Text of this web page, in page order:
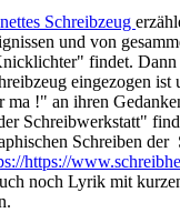
Schreibzeug
und von
findet. Dann
eingezogen ist
!" an ihren
Schreibwerkstatt"
Schreiben der
https://
noch Lyrik mit